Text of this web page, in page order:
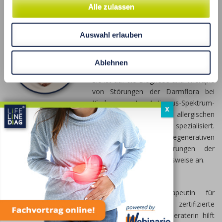
Alle zulassen
Auswahl erlauben
Ablehnen
heute eine Online-Besprechung Ihres EHA-Ergebnisses.
Doktor der Naturwissenschaften,
Ernährungs-Psychologische Beraterin.
von Störungen der Darmflora bei
Kindern mit Autismus-Spektrum-
Störungen, Autoimmunerkrankungen und allergischen
Erkrankungen, einschließlich atopischer Dermatitis spezialisiert.
bei Störungen des Immunsystems und neurodegenerativen
Erkrankung, darunter Methylierung und Störungen der
Darmflora, wendet sie eine holistische Herangehensweise an.
ALEX GINSBURG
Als registrierte Therapeutin für
Naturheilverfahren und zertifizierte
funktionelle Ernährungsberaterin hilft
X